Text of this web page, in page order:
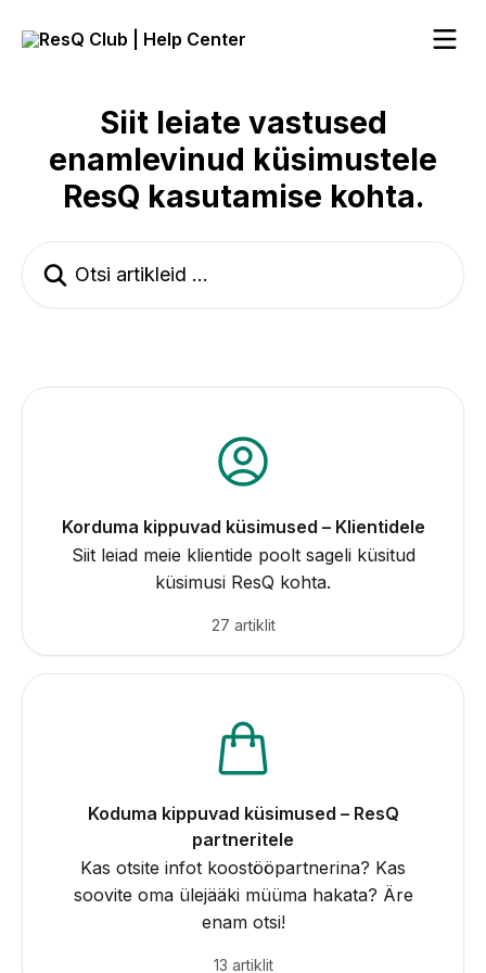
Siit leiate vastused
enamlevinud küsimustele
ResQ kasutamise kohta.
Korduma kippuvad küsimused – Klientidele
Siit leiad meie klientide poolt sageli küsitud
küsimusi ResQ kohta.
27 artiklit
Koduma kippuvad küsimused – ResQ
partneritele
Kas otsite infot koostööpartnerina? Kas
soovite oma ülejääki müüma hakata? Äre
enam otsi!
13 artiklit